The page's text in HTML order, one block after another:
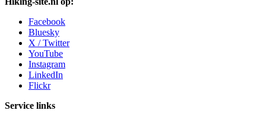
Facebook
Bluesky
X / Twitter
YouTube
Instagram
LinkedIn
Flickr
Service links